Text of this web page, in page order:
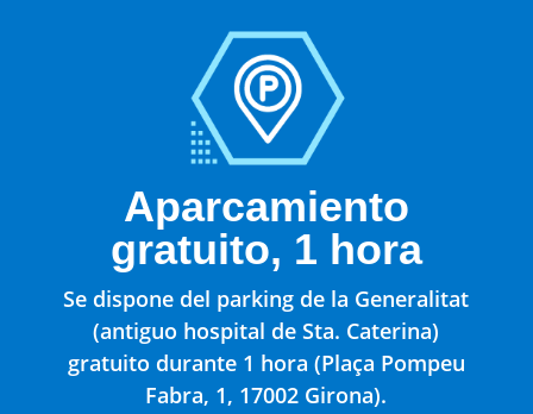
Aparcamiento
gratuito, 1 hora
Se dispone del parking de la Generalitat
(antiguo hospital de Sta. Caterina)
gratuito durante 1 hora (Plaça Pompeu
Fabra, 1, 17002 Girona).